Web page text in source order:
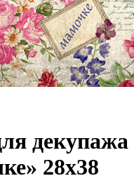
декупажа
28х38